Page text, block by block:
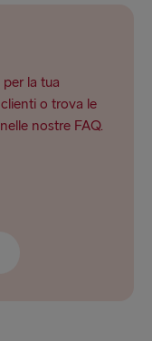
la tua
o trova le
nostre FAQ.